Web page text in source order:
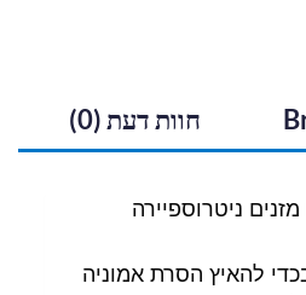
חוות דעת (0)
ניטרוספיירה
להאיץ הסרת אמוניה